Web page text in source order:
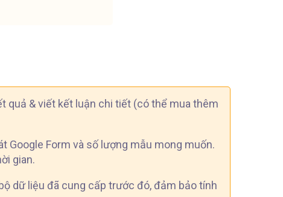
quả & viết kết luận chi tiết (có thể mua thêm
Google Form và số lượng mẫu mong muốn.
gian.
dữ liệu đã cung cấp trước đó, đảm bảo tính